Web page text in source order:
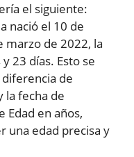
el siguiente:
nació el 10 de
marzo de 2022, la
23 días. Esto se
de
la fecha de
Edad en años,
una edad precisa y